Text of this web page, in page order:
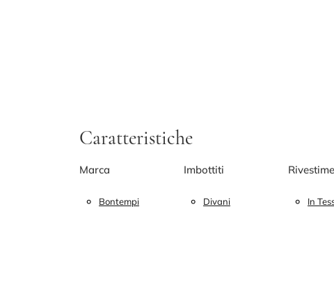
Caratteristiche
Marca
Bontempi
Imbottiti
Divani In